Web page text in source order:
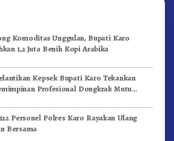
Komoditas Unggulan, Bupati Karo
1,2 Juta Benih Kopi Arabika
Kepsek Bupati Karo Tekankan
Profesional Dongkrak Mutu
Personel Polres Karo Rayakan Ulang
Bersama